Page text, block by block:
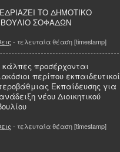
ΤΟ ΔΗΜΟΤΙΚΟ
ΣΟΦΑΔΩΝ
- τελευταία θέαση [timestamp]
κάλπες προσέρχονται
περίπου εκπαιδευτικοί
Εκπαίδευσης για
νέου Διοικητικού
- τελευταία θέαση [timestamp]